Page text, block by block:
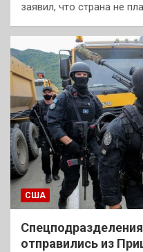
заявил, что страна не
США
отправились из